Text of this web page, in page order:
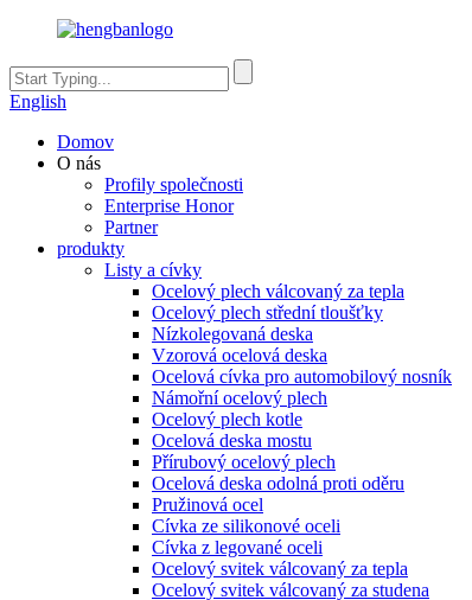
English
Domov
O nás
Profily společnosti
Enterprise Honor
Partner
produkty
Listy a cívky
Ocelový plech válcovaný za tepla
Ocelový plech střední tloušťky
Nízkolegovaná deska
Vzorová ocelová deska
Ocelová cívka pro automobilový nosník
Námořní ocelový plech
Ocelový plech kotle
Ocelová deska mostu
Přírubový ocelový plech
Ocelová deska odolná proti oděru
Pružinová ocel
Cívka ze silikonové oceli
Cívka z legované oceli
Ocelový svitek válcovaný za tepla
Ocelový svitek válcovaný za studena